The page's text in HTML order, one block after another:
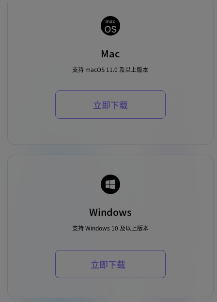
Mac
支持 macOS 11.0 及以上版本
立即下载
Windows
支持 Windows 10 及以上版本
立即下载